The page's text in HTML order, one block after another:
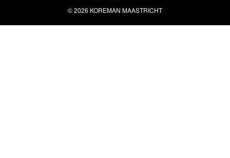
© 2026 KOREMAN MAASTRICHT